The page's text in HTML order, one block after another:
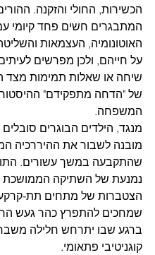
הכשירות, החולי והזקנה.
המתבגרים חשים פחד קיומי
האוטונומיה, העצמאות
על חייהם, ולכן מפרשים לעיתים
שיחה או שאלות תמימות מצד
של "הדחה מתפקידם"
המשפחה.
מנגד, הילדים הבוגרים
מובנה לשבור את ההיררכיה
שהתקבעה במשך עשורים.
נמנעת של השתיקה הממושכת
הצטברות של מתחים תת-
שמחכים להתפרץ כהר געש
ברגע שבו יתרחש חלילה משבר
קוגניטיבי פתאומי.